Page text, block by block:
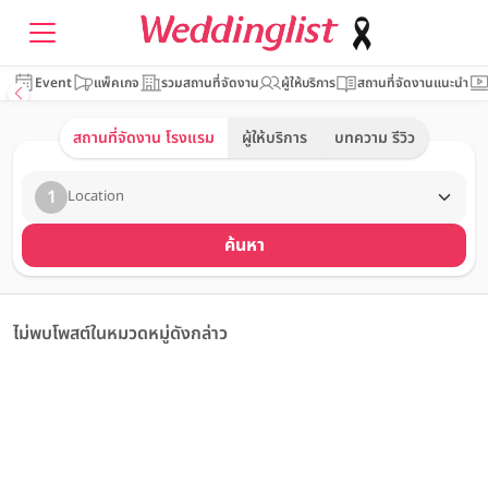
Event แพ็คเกจ รวมสถานที่จัดงาน ผู้ให้บริการ สถานที่จัดงานแนะนำ
สถานที่จัดงาน โรงแรม ผู้ให้บริการ บทความ รีวิว
1 Location
ค้นหา
ไม่พบโพสต์ในหมวดหมู่ดังกล่าว